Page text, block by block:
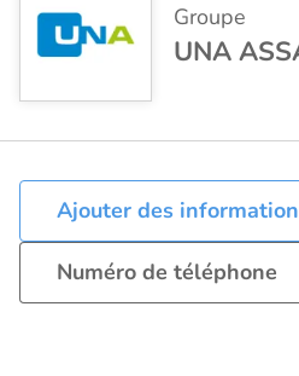
Groupe
UNA
Ajouter des
Numéro de téléphone